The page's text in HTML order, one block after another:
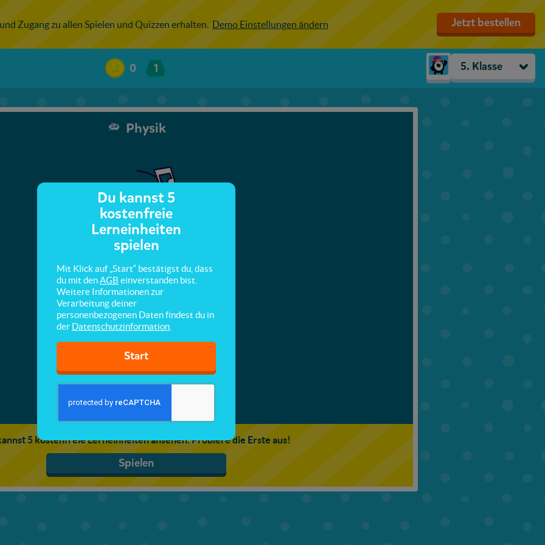
Zugang zu allen Spielen und Quizzen erhalten. Demo Einstellungen ändern Jetzt bestellen
0 1 5. Klasse
Physik
Eigenschaften von Schallwellen
Hier lernst du, wie Töne entstehen und wie sie
übertragen werden können.
5 kostenfreie Lerneinheiten ansehen. Probiere die Erste aus!
Spielen
Du kannst 5
kostenfreie
Lerneinheiten
spielen
Mit Klick auf „Start“ bestätigst du, dass
du mit denAGB einverstanden bist.
Weitere Informationen zur
Verarbeitung deiner
personenbezogenen Daten findest du in
der Datenschutzinformation
Start